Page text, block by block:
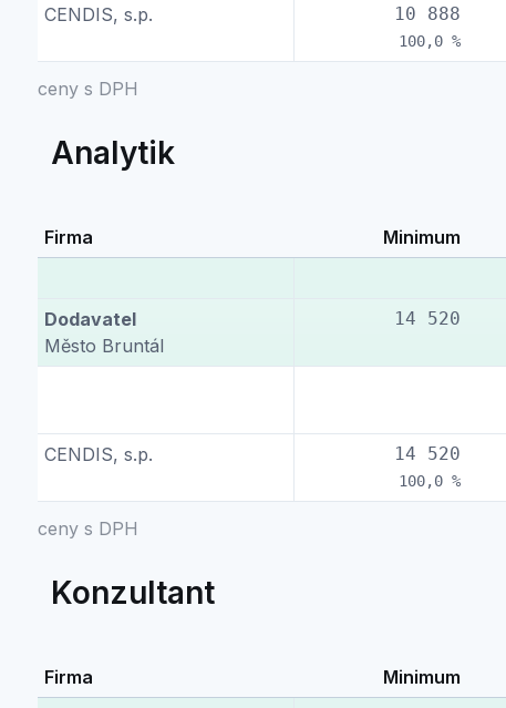
ceny s DPH
CENDIS, s.p.
10 888
100,0 %
Analytik
ceny s DPH
Firma Minimum
Dodavatel
Město Bruntál
14 520
CENDIS, s.p.
14 520
100,0 %
Konzultant
Firma Minimum